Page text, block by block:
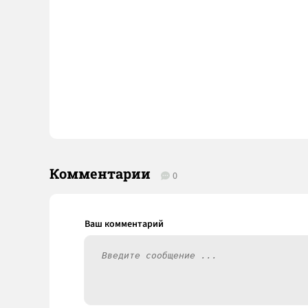
Комментарии 0